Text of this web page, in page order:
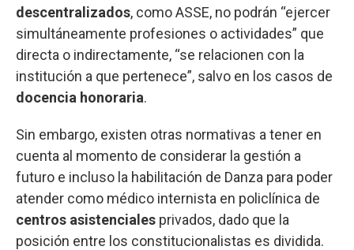
descentralizados, como ASSE, no podrán “ejercer
simultáneamente profesiones o actividades” que
directa o indirectamente, “se relacionen con la
institución a que pertenece”, salvo en los casos de
docencia honoraria.
Sin embargo, existen otras normativas a tener en
cuenta al momento de considerar la gestión a
futuro e incluso la habilitación de Danza para poder
atender como médico internista en policlínica de
centros asistenciales privados, dado que la
posición entre los constitucionalistas es dividida.